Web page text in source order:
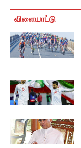
விளையாட்டு